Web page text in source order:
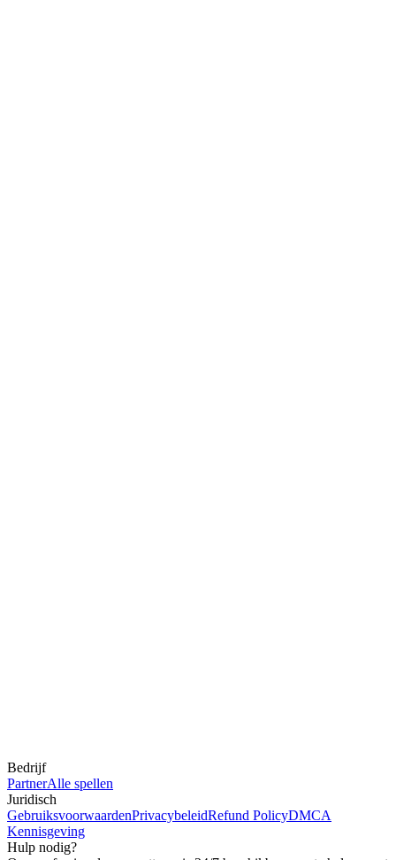
Bedrijf
PartnerAlle spellen
Juridisch
GebruiksvoorwaardenPrivacybeleidRefund PolicyDMCA
Kennisgeving
Hulp nodig?